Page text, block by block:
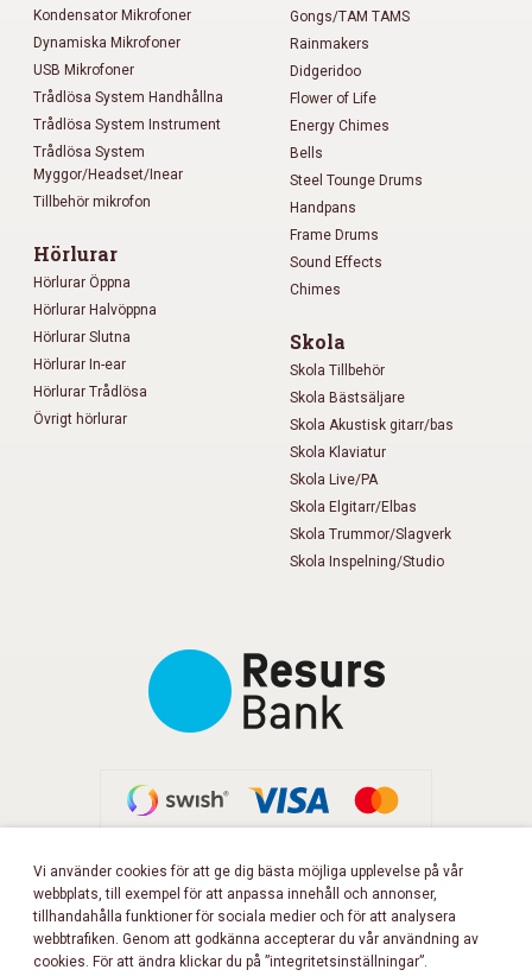
Kondensator Mikrofoner
Dynamiska Mikrofoner
USB Mikrofoner
Trådlösa System Handhållna
Trådlösa System Instrument
Trådlösa System
Myggor/Headset/Inear
Tillbehör mikrofon
Hörlurar
Hörlurar Öppna
Hörlurar Halvöppna
Hörlurar Slutna
Hörlurar In-ear
Hörlurar Trådlösa
Övrigt hörlurar
Gongs/TAM TAMS
Rainmakers
Didgeridoo
Flower of Life
Energy Chimes
Bells
Steel Tounge Drums
Handpans
Frame Drums
Sound Effects
Chimes
Skola
Skola Tillbehör
Skola Bästsäljare
Skola Akustisk gitarr/bas
Skola Klaviatur
Skola Live/PA
Skola Elgitarr/Elbas
Skola Trummor/Slagverk
Skola Inspelning/Studio
FÖLJ OSS PÅ FACEBOOK!
Vi använder cookies för att ge dig bästa möjliga upplevelse på vår
webbplats, till exempel för att anpassa innehåll och annonser,
tillhandahålla funktioner för sociala medier och för att analysera
webbtrafiken. Genom att godkänna accepterar du vår användning av
cookies. För att ändra klickar du på ”integritetsinställningar”.